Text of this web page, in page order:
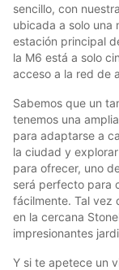
sencillo, con
ubicada a solo una
estación principal
la M6 está a solo
acceso a la red de
Sabemos que un
tenemos una
para adaptarse a
la ciudad y
para ofrecer, uno
será perfecto para
fácilmente. Tal vez
en la cercana
impresionantes
Y si te apetece un